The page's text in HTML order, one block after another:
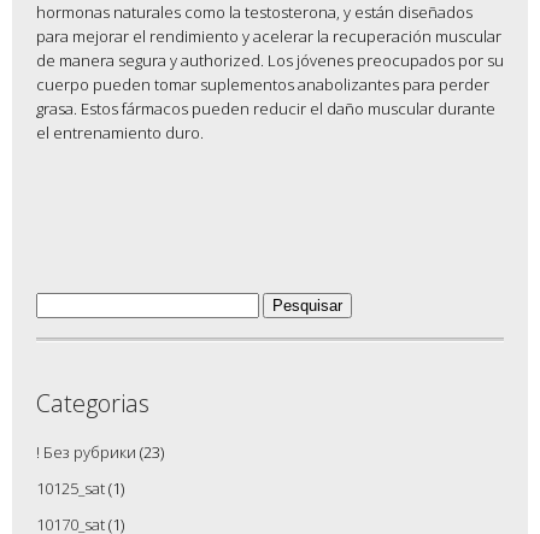
hormonas naturales como la testosterona, y están diseñados
para mejorar el rendimiento y acelerar la recuperación muscular
de manera segura y authorized. Los jóvenes preocupados por su
cuerpo pueden tomar suplementos anabolizantes para perder
grasa. Estos fármacos pueden reducir el daño muscular durante
el entrenamiento duro.
Categorias
! Без рубрики (23)
10125_sat(1)
10170_sat(1)